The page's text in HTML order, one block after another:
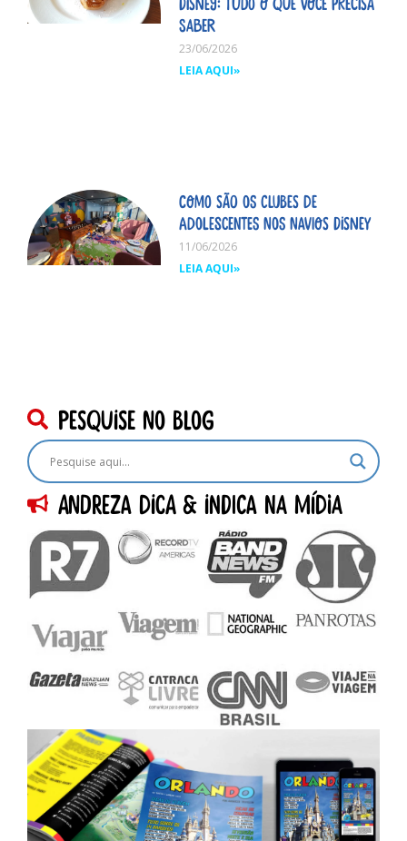
saber
23/06/2026
LEIA AQUI»
Como são os clubes de
adolescentes nos navios Disney
11/06/2026
LEIA AQUI»
pesquise no blog
Andreza dica & indica na Mídia